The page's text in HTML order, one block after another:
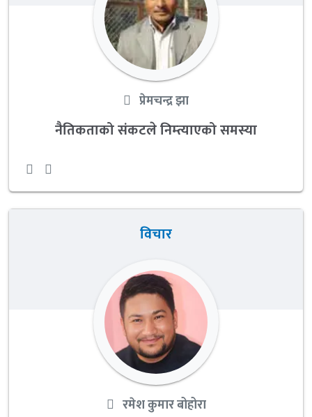
प्रेमचन्द्र झा
नैतिकताको संकटले निम्त्याएको समस्या
विचार
रमेश कुमार बोहोरा